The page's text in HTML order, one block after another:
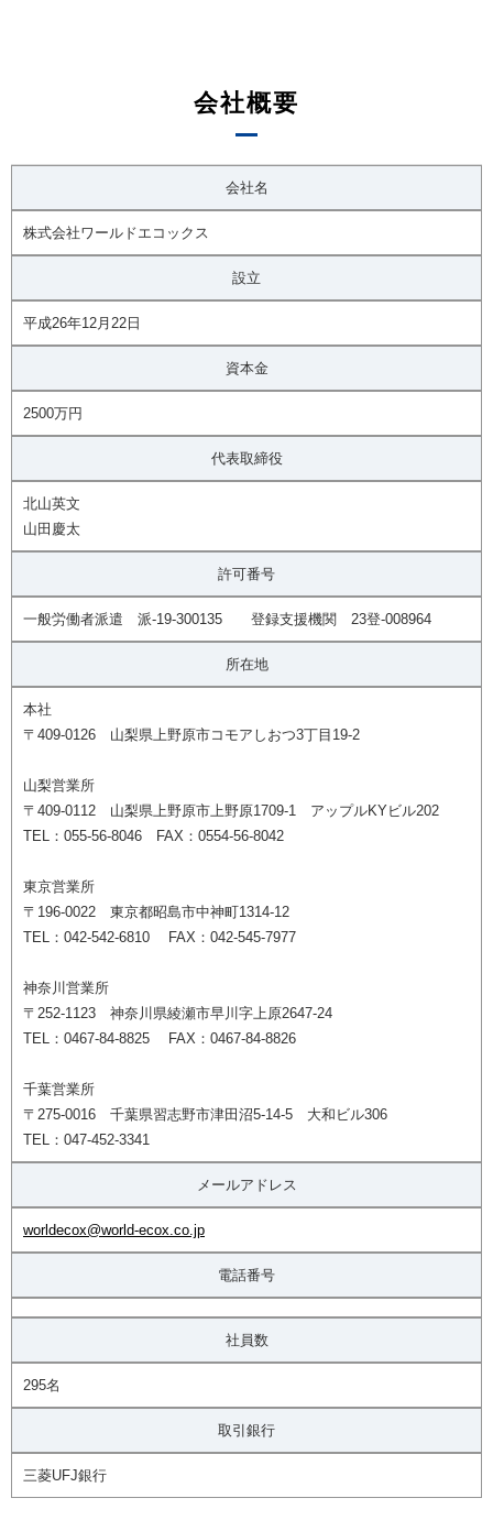
会社概要
会社名
株式会社ワールドエコックス
設立
平成26年12月22日
資本金
2500万円
代表取締役
北山英文
山田慶太
許可番号
一般労働者派遣 派-19-300135 登録支援機関 23登-008964
所在地
本社
〒409-0126 山梨県上野原市コモアしおつ3丁目19-2
山梨営業所
〒409-0112 山梨県上野原市上野原1709-1 アップルKYビル202
TEL：055-56-8046 FAX：0554-56-8042
東京営業所
〒196-0022 東京都昭島市中神町1314-12
TEL：042-542-6810 FAX：042-545-7977
神奈川営業所
〒252-1123 神奈川県綾瀬市早川字上原2647-24
TEL：0467-84-8825 FAX：0467-84-8826
千葉営業所
〒275-0016 千葉県習志野市津田沼5-14-5 大和ビル306
TEL：047-452-3341
メールアドレス
worldecox@world-ecox.co.jp
電話番号
社員数
295名
取引銀行
三菱UFJ銀行